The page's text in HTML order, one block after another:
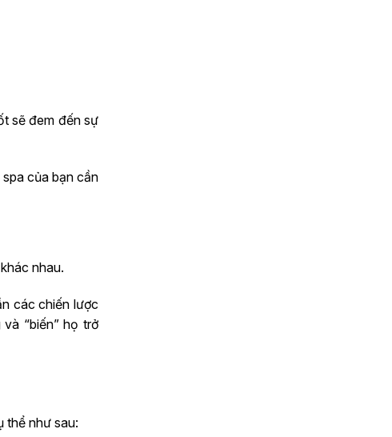
sẽ đem đến sự
của bạn cần
nhau.
các chiến lược
“biến” họ trở
thể như sau: